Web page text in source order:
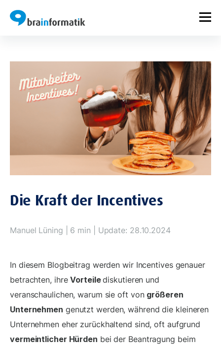
Die Kraft der Incentives
Manuel Lüning | 6 min | Update: 28.10.2024
In diesem Blogbeitrag werden wir Incentives genauer
betrachten, ihreVorteilediskutieren und
veranschaulichen, warum sie oft von größeren
Unternehmen genutzt werden, während die kleineren
Unternehmen eher zurückhaltend sind, oft aufgrund
vermeintlicher Hürden bei der Beantragung beim